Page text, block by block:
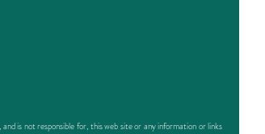
is not responsible for, this web site or any information or links